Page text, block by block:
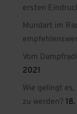
ersten
Mundart im
Vom
2021
Wie gelingt
zu werden?